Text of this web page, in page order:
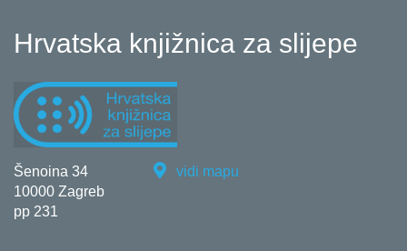
Hrvatska knjižnica za slijepe
Šenoina 34
vidi mapu
10000 Zagreb
pp 231